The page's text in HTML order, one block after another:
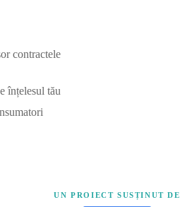
contractele
înțelesul tău
UN PROIECT SUSȚINUT DE